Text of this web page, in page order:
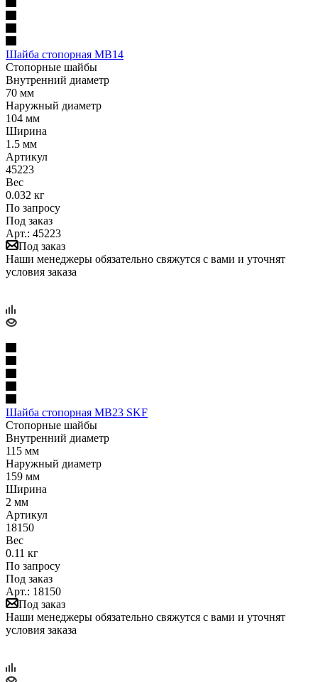
Шайба стопорная MB14
Стопорные шайбы
Внутренний диаметр
70 мм
Наружный диаметр
104 мм
Ширина
1.5 мм
Артикул
45223
Вес
0.032 кг
По запросу
Под заказ
Арт.: 45223
Под заказ
Наши менеджеры обязательно свяжутся с вами и уточнят
условия заказа
Шайба стопорная MB23 SKF
Стопорные шайбы
Внутренний диаметр
115 мм
Наружный диаметр
159 мм
Ширина
2 мм
Артикул
18150
Вес
0.11 кг
По запросу
Под заказ
Арт.: 18150
Под заказ
Наши менеджеры обязательно свяжутся с вами и уточнят
условия заказа